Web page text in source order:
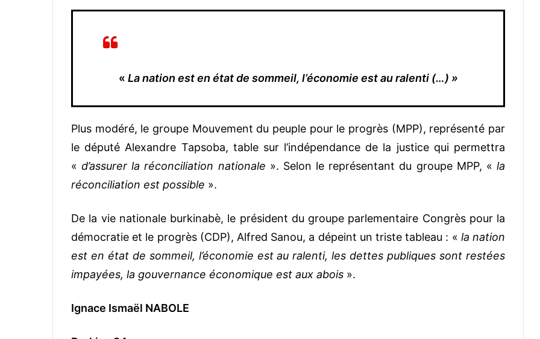
« La nation est en état de sommeil, l’économie est au ralenti (…) »
Plus modéré, le groupe Mouvement du peuple pour le progrès (MPP), représenté par
le député Alexandre Tapsoba, table sur l’indépendance de la justice qui permettra
«d’assurer la réconciliation nationale ». Selon le représentant du groupe MPP, «la
réconciliation est possible ».
De la vie nationale burkinabè, le président du groupe parlementaire Congrès pour la
démocratie et le progrès (CDP), Alfred Sanou, a dépeint un triste tableau : « la nation
est en état de sommeil, l’économie est au ralenti, les dettes publiques sont restées
impayées, la gouvernance économique est aux abois ».
Ignace Ismaël NABOLE